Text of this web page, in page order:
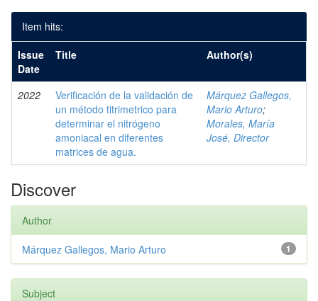
Item hits:
Issue
Date
Title Author(s)
2022
Verificación de la validación de
un método titrimetrico para
determinar el nitrógeno
amoniacal en diferentes
matrices de agua.
Márquez Gallegos,
Mario Arturo;
Morales, María
José, Director
Discover
Author
1
Márquez Gallegos, Mario Arturo
Subject